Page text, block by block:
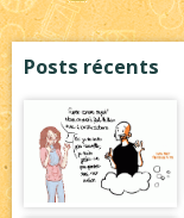
Posts récents